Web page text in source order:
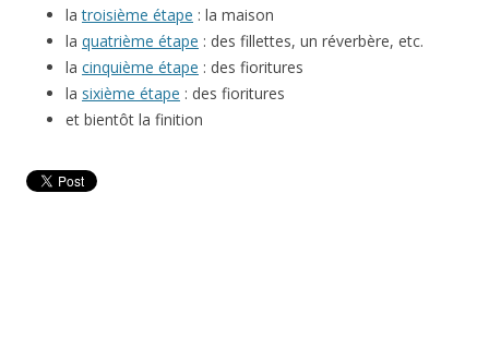
latroisième étape : la maison
la quatrième étape : des fillettes, un réverbère, etc.
la cinquième étape : des fioritures
la sixième étape : des fioritures
et bientôt la finition